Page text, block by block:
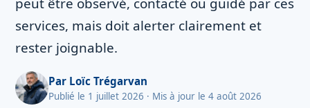
services, mais doit alerter clairement et
rester joignable.
Par Loïc Trégarvan
Publié le 1 juillet 2026 · Mis à jour le 4 août 2026